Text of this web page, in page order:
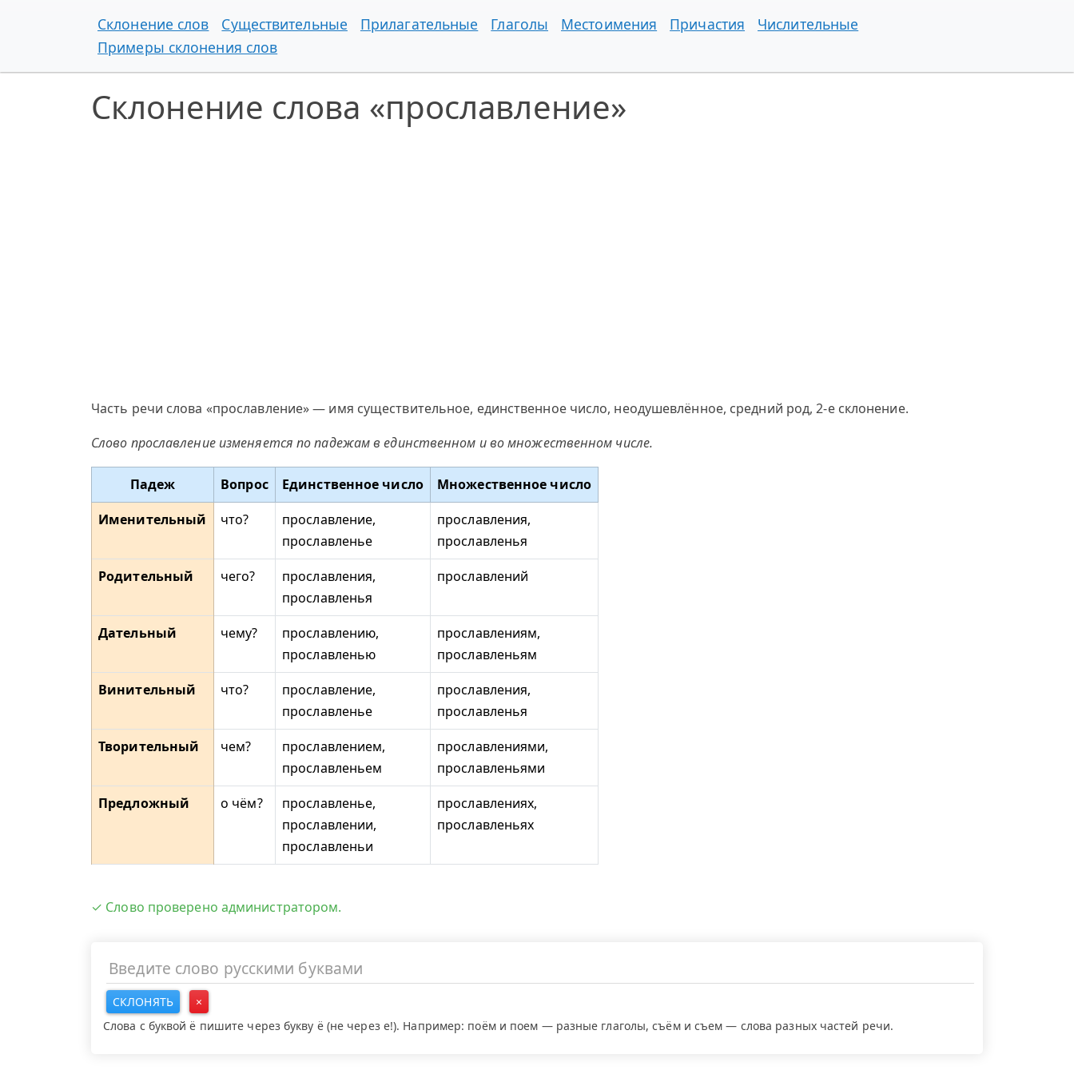
Склонение слов Существительные Прилагательные Глаголы Местоимения Причастия
Числительные
Примеры склонения слов
Склонение слова «прославление»
Часть речи слова «прославление» — имя существительное, единственное число, неодушевлённое, средний род, 2-е склонение.
Слово прославление изменяется по падежам в единственном и во множественном числе.
Падеж Вопрос Единственное число
Множественное число
Именительный
что?
прославление,
прославленье
прославления,
прославленья
Родительный
чего?
прославления,
прославленья
прославлений
Дательный чему?
прославлению,
прославленью
прославлениям,
прославленьям
Винительный
что?
прославление,
прославленье
прославления,
прославленья
Творительный
чем?
прославлением,
прославленьем
прославлениями,
прославленьями
Предложный
о чём?
прославленье,
прославлении,
прославленьи
прославлениях,
прославленьях
✓ Слово проверено администратором.
СКЛОНЯТЬ
×
Слова с буквой ё пишите через букву ё (не через е!). Например: поём и поем — разные глаголы, съём и съем — слова разных частей речи.